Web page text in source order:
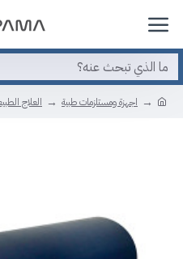
اجهزة ومستلزمات طبية العلاج